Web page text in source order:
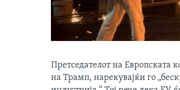
Претседателот на Европската
на Трамп, нарекувајќи го